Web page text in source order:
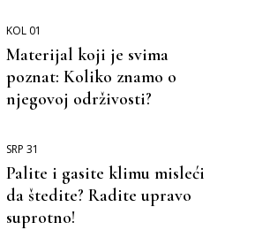
KOL 01
Materijal koji je svima
poznat: Koliko znamo o
njegovoj održivosti?
SRP 31
Palite i gasite klimu misleći
da štedite? Radite upravo
suprotno!